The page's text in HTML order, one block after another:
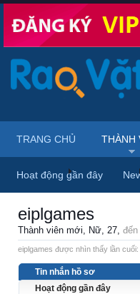
Trang chủ Thành viên
eiplgames
Thành viên mới, Nữ, 27,
eiplgames được nhìn thấy lần cuối:
Tin nhắn hồ sơ
Hoạt động gần đây
TRANG CHỦ THÀNH
Hoạt động gần đây